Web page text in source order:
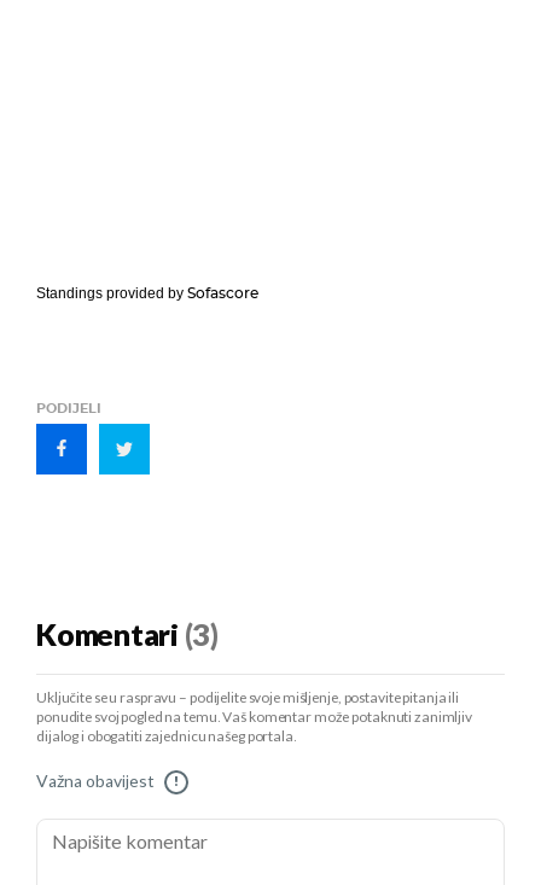
Standings provided by Sofascore
PODIJELI
Komentari (3)
Uključite se u raspravu – podijelite svoje mišljenje, postavite pitanja ili
ponudite svoj pogled na temu. Vaš komentar može potaknuti zanimljiv
dijalog i obogatiti zajednicu našeg portala.
Važna obavijest !